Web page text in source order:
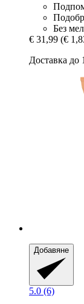
Без
€ 31,99 (€
Доставка до
Добавяне
5.0 (6)